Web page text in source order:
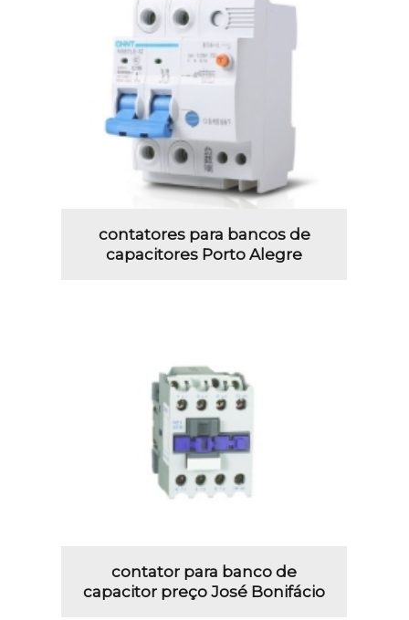
contatores para bancos de
capacitores Porto Alegre
contator para banco de
capacitor preço José Bonifácio